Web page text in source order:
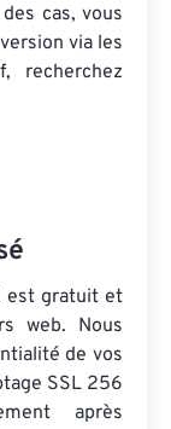
cas, vous
via les
recherchez
est gratuit et
web. Nous
de vos
SSL 256
après